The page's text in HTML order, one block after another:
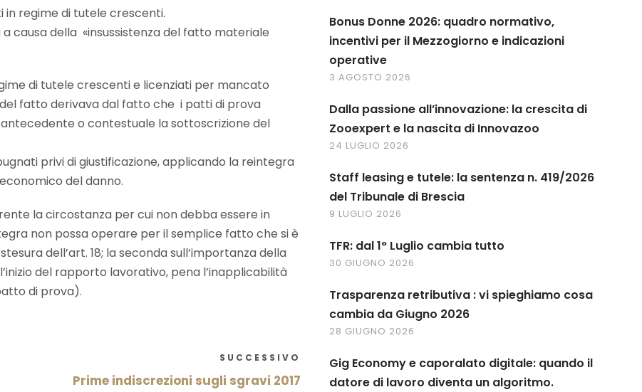
in regime di tutele crescenti.
causa della «insussistenza del fatto materiale
di tutele crescenti e licenziati per mancato
fatto derivava dal fatto che i patti di prova
o contestuale la sottoscrizione del
privi di giustificazione, applicando la reintegra
del danno.
la circostanza per cui non debba essere in
non possa operare per il semplice fatto che si è
dell’art. 18; la seconda sull’importanza della
del rapporto lavorativo, pena l’inapplicabilità
di prova).
SUCCESSIVO
Prime indiscrezioni sugli sgravi 2017
Bonus Donne 2026: quadro normativo,
incentivi per il Mezzogiorno e indicazioni
operative
3 AGOSTO 2026
Dalla passione all’innovazione: la crescita di
Zooexpert e la nascita di Innovazoo
24 LUGLIO 2026
Staff leasing e tutele: la sentenza n. 419/2026
del Tribunale di Brescia
9 LUGLIO 2026
TFR: dal 1° Luglio cambia tutto
30 GIUGNO 2026
Trasparenza retributiva : vi spieghiamo cosa
cambia da Giugno 2026
28 GIUGNO 2026
Gig Economy e caporalato digitale: quando il
datore di lavoro diventa un algoritmo.